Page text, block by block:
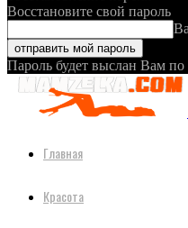
Восстановите свой пароль
Пароль будет выслан Вам по
Главная
Красота